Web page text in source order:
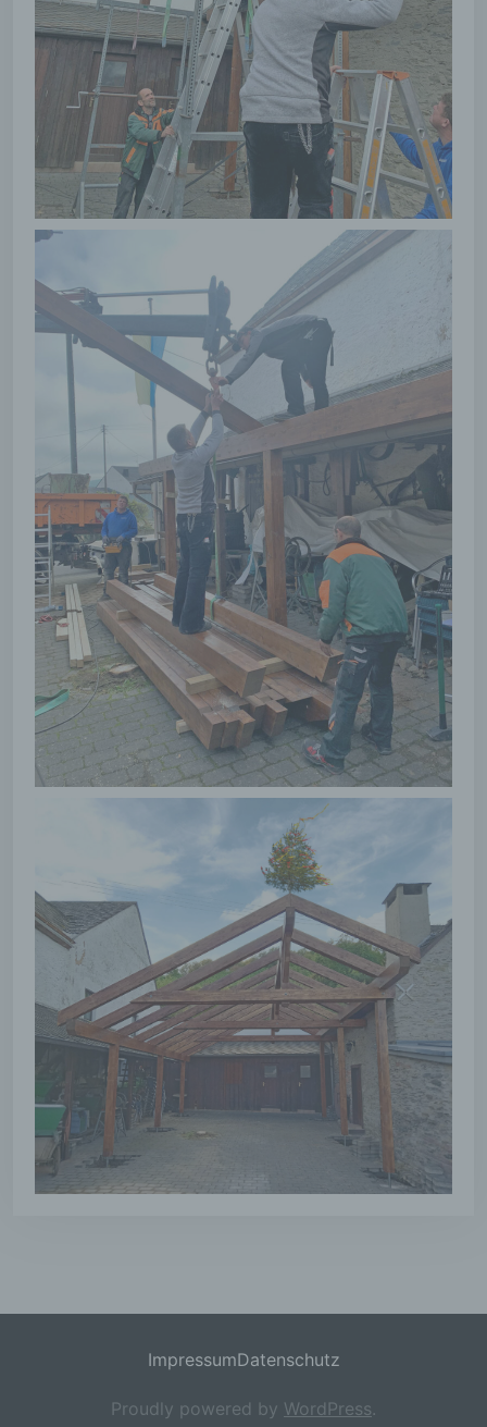
ImpressumDatenschutz
Proudly powered by WordPress.
g) Verantwortlicher oder für die
Verarbeitung Verantwortlicher
Verantwortlicher oder für die Verarbeitung
Verantwortlicher ist die natürliche oder
juristische Person, Behörde, Einrichtung oder
andere Stelle, die allein oder gemeinsam mit
anderen über die Zwecke und Mittel der
Verarbeitung von personenbezogenen Daten
entscheidet. Sind die Zwecke und Mittel
dieser Verarbeitung durch das Unionsrecht
oder das Recht der Mitgliedstaaten
vorgegeben, so kann der Verantwortliche
beziehungsweise können die bestimmten
Kriterien seiner Benennung nach dem
Unionsrecht oder dem Recht der
Mitgliedstaaten vorgesehen werden.
h) Auftragsverarbeiter
Auftragsverarbeiter ist eine natürliche oder
juristische Person, Behörde, Einrichtung oder
andere Stelle, die personenbezogene Daten
im Auftrag des Verantwortlichen verarbeitet.
i) Empfänger
Empfänger ist eine natürliche oder juristische
Person, Behörde, Einrichtung oder andere
Stelle, der personenbezogene Daten
offengelegt werden, unabhängig davon, ob es
sich bei ihr um einen Dritten handelt oder
nicht. Behörden, die im Rahmen eines
bestimmten Untersuchungsauftrags nach dem
Unionsrecht oder dem Recht der
Mitgliedstaaten möglicherweise
personenbezogene Daten erhalten, gelten
jedoch nicht als Empfänger.
j) Dritter
Dritter ist eine natürliche oder juristische
Person, Behörde, Einrichtung oder andere
Stelle außer der betroffenen Person, dem
Verantwortlichen, dem Auftragsverarbeiter und
den Personen, die unter der unmittelbaren
Verantwortung des Verantwortlichen oder des
Auftragsverarbeiters befugt sind, die
personenbezogenen Daten zu verarbeiten.
abgegebene Willensbekundung in Form einer
bestätigenden Handlung, mit der die
betroffene Person zu verstehen gibt, dass sie
personenbezogenen Daten einverstanden ist.